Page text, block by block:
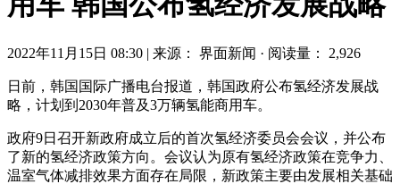
2022年11月15日 08:30 | 来源： 界面新闻 · 阅读量： 2,926
日前，韩国国际广播电台报道，韩国政府公布氢经济发展战
略，计划到2030年普及3万辆氢能商用车。
政府9日召开新政府成立后的首次氢经济委员会会议，并公布
了新的氢经济政策方向。会议认为原有氢经济政策在竞争力、
温室气体减排效果方面存在局限，新政策主要由发展相关基础